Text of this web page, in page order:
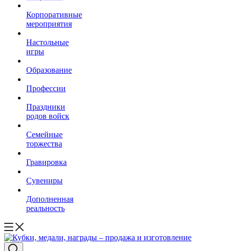
Корпоративные
мероприятия
Настольные
игры
Образование
Профессии
Праздники
родов войск
Семейные
торжества
Гравировка
Сувениры
Дополненная
реальность